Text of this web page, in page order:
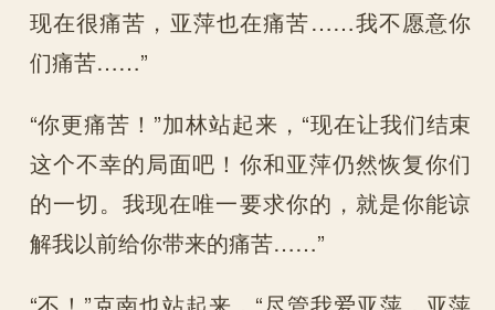
现在很痛苦，亚萍也在痛苦……我不愿意你
们痛苦……”
“你更痛苦！”加林站起来，“现在让我们结束
这个不幸的局面吧！你和亚萍仍然恢复你们
的一切。我现在唯一要求你的，就是你能谅
解我以前给你带来的痛苦……”